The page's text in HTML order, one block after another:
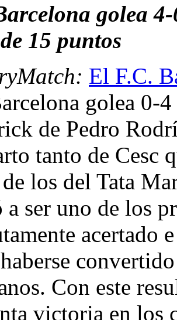
golea
15 puntos
El F.C.
golea 0-
de Pedro
tanto de Cesc
de los del Tata
ser uno de los
acertado
Con este
victoria en los